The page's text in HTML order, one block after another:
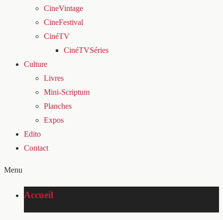
CineVintage
CineFestival
CinéTV
CinéTVSéries
Culture
Livres
Mini-Scriptum
Planches
Expos
Edito
Contact
Menu
Accueil